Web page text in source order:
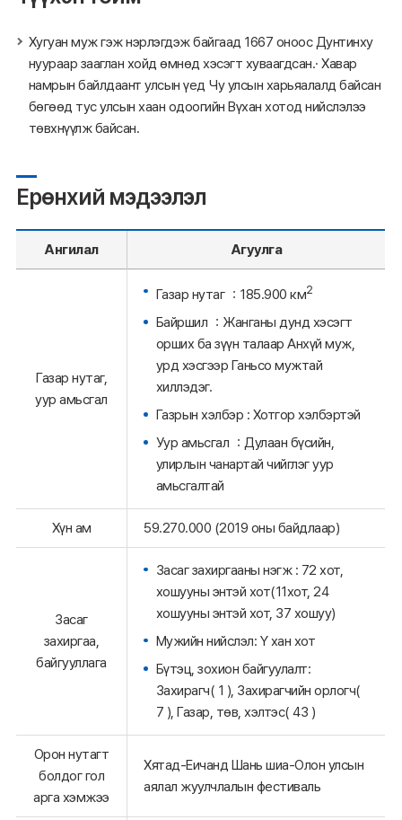
Хугуан муж гэж нэрлэгдэж байгаад 1667 оноос Дунтинху
нуураар зааглан хойд өмнөд хэсэгт хуваагдсан.· Хавар
намрын байлдаант улсын үед Чу улсын харьяалалд байсан
бөгөөд тус улсын хаан одоогийн Вүхан хотод нийслэлээ
төвхнүүлж байсан.
Ерөнхий мэдээлэл
Ангилал Агуулга
Газар нутаг,
уур амьсгал
Газар нутаг ：185.900 км2
Байршил ：Жанганы дунд хэсэгт
орших ба зүүн талаар Анхүй муж,
урд хэсгээр Ганьсо мужтай
хиллэдэг.
Газрын хэлбэр : Хотгор хэлбэртэй
Уур амьсгал ：Дулаан бүсийн,
улирлын чанартай чийглэг уур
амьсгалтай
Хүн ам 59.270.000 (2019 оны байдлаар)
Засаг
захиргаа,
байгууллага
Засаг захиргааны нэгж : 72 хот,
хошууны энтэй хот(11хот, 24
хошууны энтэй хот, 37 хошуу)
Мужийн нийслэл: Ү хан хот
Бүтэц, зохион байгуулалт:
Захирагч( 1 ), Захирагчийн орлогч(
7 ), Газар, төв, хэлтэс( 43 )
Орон нутагт
болдог гол
арга хэмжээ
Хятад-Еичанд Шань шиа-Олон улсын
аялал жуулчлалын фестиваль